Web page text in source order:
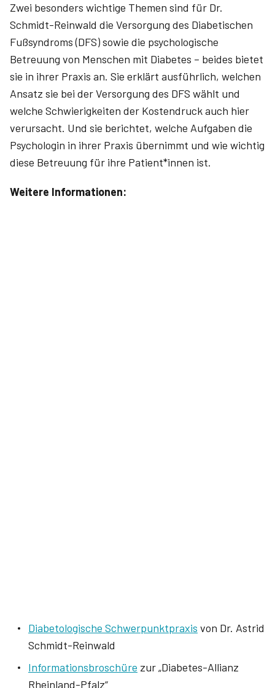
Zwei besonders wichtige Themen sind für Dr.
Schmidt-Reinwald die Versorgung des Diabetischen
Fußsyndroms (DFS) sowie die psychologische
Betreuung von Menschen mit Diabetes – beides bietet
sie in ihrer Praxis an. Sie erklärt ausführlich, welchen
Ansatz sie bei der Versorgung des DFS wählt und
welche Schwierigkeiten der Kostendruck auch hier
verursacht. Und sie berichtet, welche Aufgaben die
Psychologin in ihrer Praxis übernimmt und wie wichtig
diese Betreuung für ihre Patient*innen ist.
Weitere Informationen:
Diabetologische Schwerpunktpraxis von Dr. Astrid
Schmidt-Reinwald
Informationsbroschüre zur „Diabetes-Allianz
Rheinland-Pfalz“